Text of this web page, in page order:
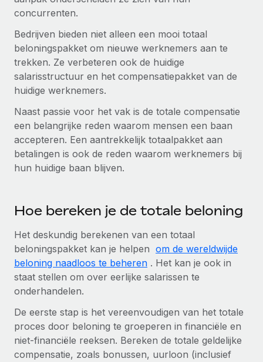
concurrenten.
Bedrijven bieden niet alleen een mooi totaal
beloningspakket om nieuwe werknemers aan te
trekken. Ze verbeteren ook de huidige
salarisstructuur en het compensatiepakket van de
huidige werknemers.
Naast passie voor het vak is de totale compensatie
een belangrijke reden waarom mensen een baan
accepteren. Een aantrekkelijk totaalpakket aan
betalingen is ook de reden waarom werknemers bij
hun huidige baan blijven.
Hoe bereken je de totale beloning
Het deskundig berekenen van een totaal
beloningspakket kan je helpen om de wereldwijde
beloning naadloos te beheren . Het kan je ook in
staat stellen om over eerlijke salarissen te
onderhandelen.
De eerste stap is het vereenvoudigen van het totale
proces door beloning te groeperen in financiële en
niet-financiële reeksen. Bereken de totale geldelijke
compensatie, zoals bonussen, uurloon (inclusief